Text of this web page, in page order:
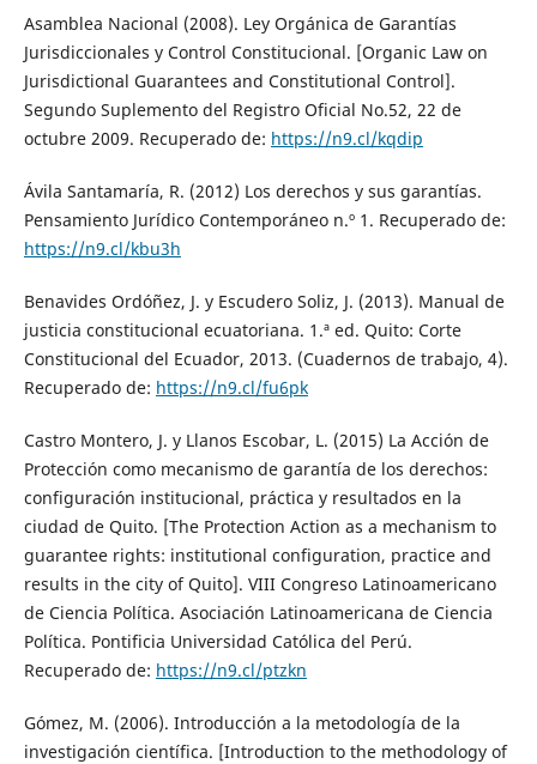
Asamblea Nacional (2008). Ley Orgánica de Garantías
Jurisdiccionales y Control Constitucional. [Organic Law on
Jurisdictional Guarantees and Constitutional Control].
Segundo Suplemento del Registro Oficial No.52, 22 de
octubre 2009. Recuperado de: https://n9.cl/kqdip
Ávila Santamaría, R. (2012) Los derechos y sus garantías.
Pensamiento Jurídico Contemporáneo n.º 1. Recuperado de:
https://n9.cl/kbu3h
Benavides Ordóñez, J. y Escudero Soliz, J. (2013). Manual de
justicia constitucional ecuatoriana. 1.ª ed. Quito: Corte
Constitucional del Ecuador, 2013. (Cuadernos de trabajo, 4).
Recuperado de: https://n9.cl/fu6pk
Castro Montero, J. y Llanos Escobar, L. (2015) La Acción de
Protección como mecanismo de garantía de los derechos:
configuración institucional, práctica y resultados en la
ciudad de Quito. [The Protection Action as a mechanism to
guarantee rights: institutional configuration, practice and
results in the city of Quito]. VIII Congreso Latinoamericano
de Ciencia Política. Asociación Latinoamericana de Ciencia
Política. Pontificia Universidad Católica del Perú.
Recuperado de: https://n9.cl/ptzkn
Gómez, M. (2006). Introducción a la metodología de la
investigación científica. [Introduction to the methodology of